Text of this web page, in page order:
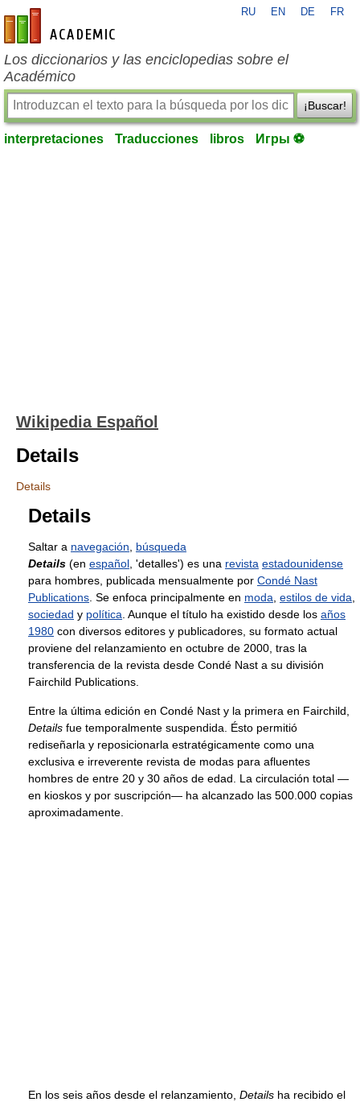
es-academic.com
RU EN DE FR
Los diccionarios y las enciclopedias sobre el
Académico
¡Buscar!
interpretaciones Traducciones libros Игры ⚽
Wikipedia Español
Details
Details
Details
Saltar a navegación
búsqueda
Details (en español , 'detalles') es una revista estadounidense
para hombres, publicada mensualmente por Condé Nast
Publications . Se enfoca principalmente en moda estilos de vida
sociedad y política . Aunque el título ha existido desde los años
1980 con diversos editores y publicadores, su formato actual
proviene del relanzamiento en octubre de 2000, tras la
transferencia de la revista desde Condé Nast a su división
Fairchild Publications.
Entre la última edición en Condé Nast y la primera en Fairchild,
Details fue temporalmente suspendida. Ésto permitió
rediseñarla y reposicionarla estratégicamente como una
exclusiva e irreverente revista de modas para afluentes
hombres de entre 20 y 30 años de edad. La circulación total —
en kioskos y por suscripción— ha alcanzado las 500.000 copias
aproximadamente.
En los seis años desde el relanzamiento, Details ha recibido el